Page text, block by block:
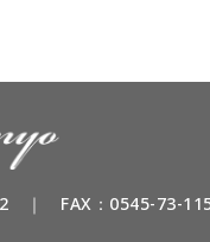
｜ FAX：0545-73-